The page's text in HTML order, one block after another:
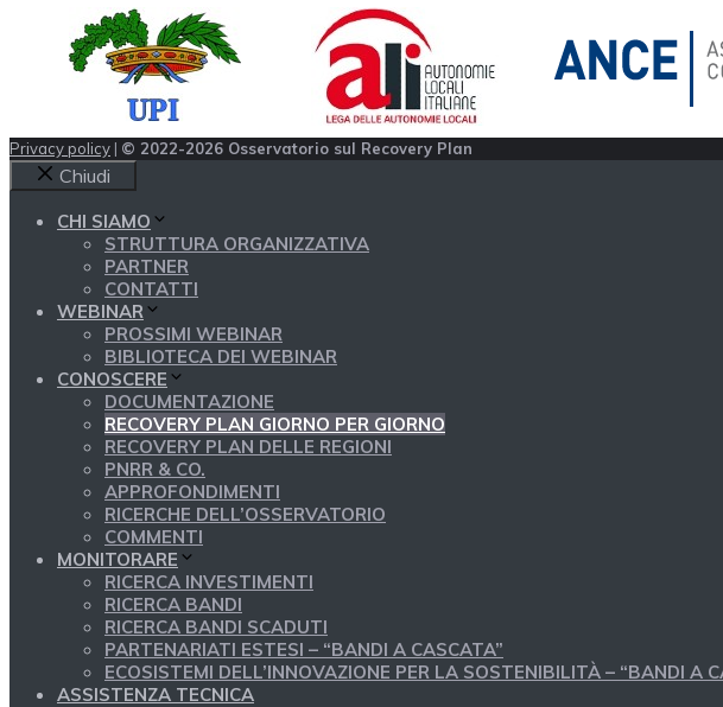
Privacy policy | © 2022-2026 Osservatorio sul Recovery Plan
Chiudi
CHI SIAMO
STRUTTURA ORGANIZZATIVA
PARTNER
CONTATTI
WEBINAR
PROSSIMI WEBINAR
BIBLIOTECA DEI WEBINAR
CONOSCERE
DOCUMENTAZIONE
RECOVERY PLAN GIORNO PER GIORNO
RECOVERY PLAN DELLE REGIONI
PNRR & CO.
APPROFONDIMENTI
RICERCHE DELL’OSSERVATORIO
COMMENTI
MONITORARE
RICERCA INVESTIMENTI
RICERCA BANDI
RICERCA BANDI SCADUTI
PARTENARIATI ESTESI – “BANDI A CASCATA”
ECOSISTEMI DELL’INNOVAZIONE PER LA SOSTENIBILITÀ – “BANDI A
ASSISTENZA TECNICA